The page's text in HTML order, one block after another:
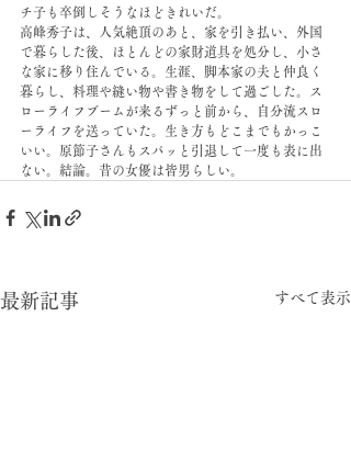
チ子も卒倒しそうなほどきれいだ。
高峰秀子は、人気絶頂のあと、家を引き払い、外国
で暮らした後、ほとんどの家財道具を処分し、小さ
な家に移り住んでいる。生涯、脚本家の夫と仲良く
暮らし、料理や縫い物や書き物をして過ごした。ス
ローライフブームが来るずっと前から、自分流スロ
ーライフを送っていた。生き方もどこまでもかっこ
いい。原節子さんもスパッと引退して一度も表に出
ない。結論。昔の女優は皆男らしい。
最新記事 すべて表示